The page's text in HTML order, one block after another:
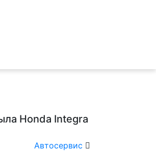
Honda Integra
Автосервис